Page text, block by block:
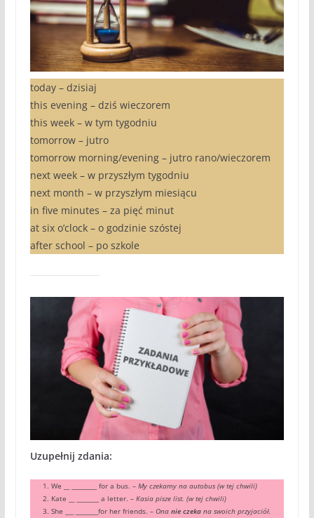
today – dzisiaj
this evening – dziś wieczorem
this week – w tym tygodniu
tomorrow – jutro
tomorrow morning/evening – jutro rano/wieczorem
next week – w przyszłym tygodniu
next month – w przyszłym miesiącu
in five minutes – za pięć minut
at six o’clock – o godzinie szóstej
after school – po szkole
Uzupełnij zdania:
We __ _________ for a bus. –My czekamy na autobus (w tej chwili)
Kate __ ________ a letter. – Kasia pisze list. (w tej chwili)
She ___ ________for her friends. – Ona nie czekana swoich przyjaciół.